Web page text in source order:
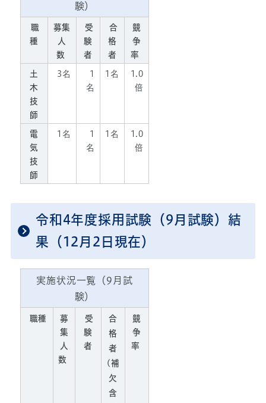
験）
職
種
募集
人
数
受
験
者
合
格
者
競
争
率
土
木
技
師
3名
1
名
1名
1.0
倍
電
気
技
師
1名
1
名
1名
1.0
倍
令和4年度採用試験（9月試験）結
果（12月2日現在）
実施状況一覧（9月試
験）
職種
募
集
人
数
受
験
者
合
格
者
(補
欠
含
競
争
率